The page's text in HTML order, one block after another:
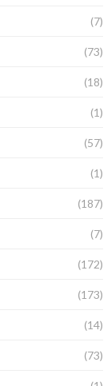
(7)
(73)
(18)
(1)
(57)
(1)
(187)
(7)
(172)
(173)
(14)
(73)